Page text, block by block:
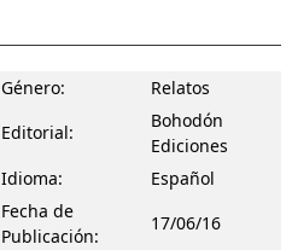
Género:
Relatos
Editorial:
Bohodón
Ediciones
Idioma:
Español
Fecha de
Publicación:
17/06/16